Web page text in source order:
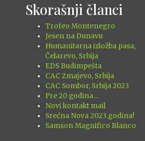
Skorašnji članci
Trofeo Montenegro
Jesen na Dunavu
Humanitarna izložba pasa,
Čelarevo, Srbija
EDS Budimpešta
CAC Zmajevo, Srbija
CAC Sombor, Srbija 2023
Pre 20 godina…
Novi kontakt mail
Srećna Nova 2023.godina!
Samson Magnifico Blanco